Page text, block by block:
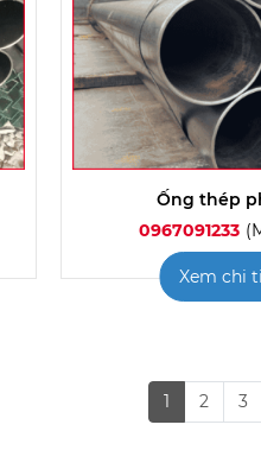
Ống thép
0967091233
Xem chi
1 2 3